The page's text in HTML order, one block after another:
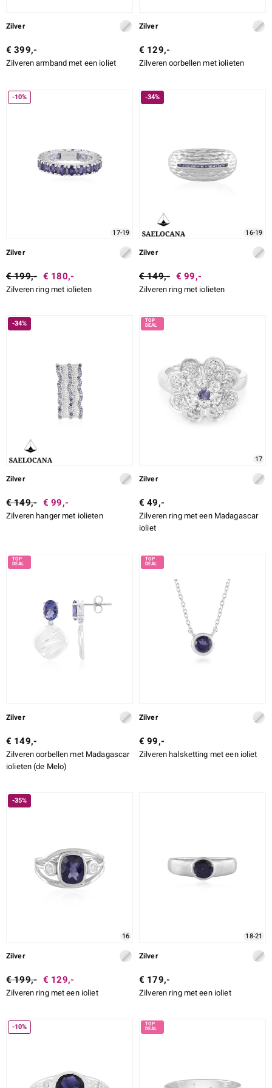
Zilver
€ 399,-
Zilveren armband met een ioliet
Zilver
€ 129,-
Zilveren oorbellen met iolieten
-10%
17-19
Zilver
€ 199,- € 180,-
Zilveren ring met iolieten
-34%
16-19
Zilver
€ 149,- € 99,-
Zilveren ring met iolieten
-34%
Zilver
€ 149,- € 99,-
Zilveren hanger met iolieten
17
Zilver
€ 49,-
Zilveren ring met een Madagascar
ioliet
Zilver
€ 149,-
Zilveren oorbellen met Madagascar
iolieten (de Melo)
Zilver
€ 99,-
Zilveren halsketting met een ioliet
-35%
16
Zilver
€ 199,- € 129,-
Zilveren ring met een ioliet
18-21
Zilver
€ 179,-
Zilveren ring met een ioliet
-10%